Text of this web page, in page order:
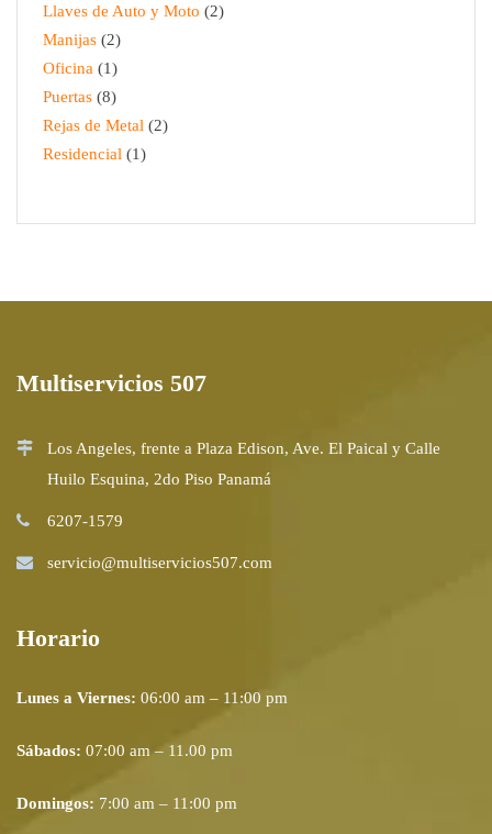
Llaves de Auto y Moto
2
Manijas
2
Oficina
1
Puertas 8
Rejas de Metal
2
Residencial
1
Multiservicios 507
Los Angeles, frente a Plaza Edison, Ave. El Paical y Calle
Huilo Esquina, 2do Piso Panamá
6207-1579
servicio@multiservicios507.com
Horario
Lunes a Viernes: 06:00 am – 11:00 pm
Sábados: 07:00 am – 11.00 pm
Domingos: 7:00 am – 11:00 pm